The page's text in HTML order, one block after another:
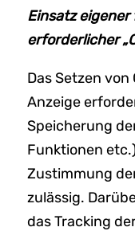
Einsatz
erforderlicher
Das Setzen
Anzeige
Speicherung
Funktionen
Zustimmung
zulässig.
das Tracking